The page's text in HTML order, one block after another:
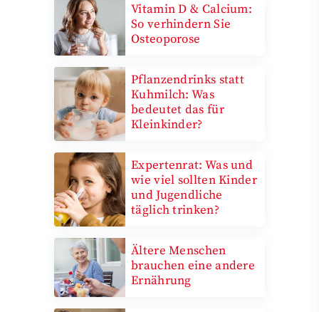
Vitamin D & Calcium:
So verhindern Sie
Osteoporose
Pflanzendrinks statt
Kuhmilch: Was
bedeutet das für
Kleinkinder?
Expertenrat: Was und
wie viel sollten Kinder
und Jugendliche
täglich trinken?
Ältere Menschen
brauchen eine andere
Ernährung